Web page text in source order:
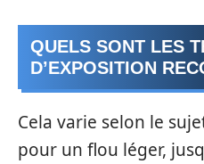
QUELS SONT LES
D’EXPOSITION
Cela varie selon le
pour un flou léger,